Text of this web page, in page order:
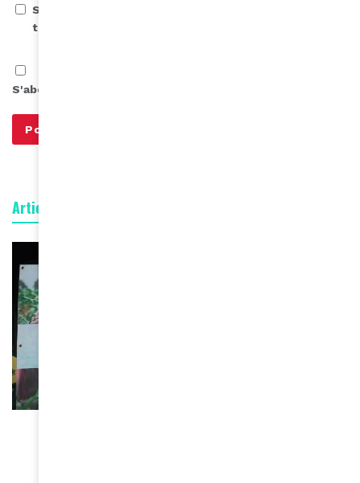
Save my name, email, and website in this browser for
the next time I comment.
S'abonner à notre infolettre
Articles connexes